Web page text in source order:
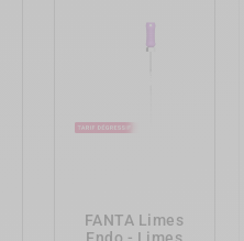
FANTA Limes